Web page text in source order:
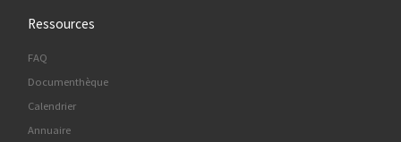
Ressources
FAQ
Documenthèque
Calendrier
Annuaire